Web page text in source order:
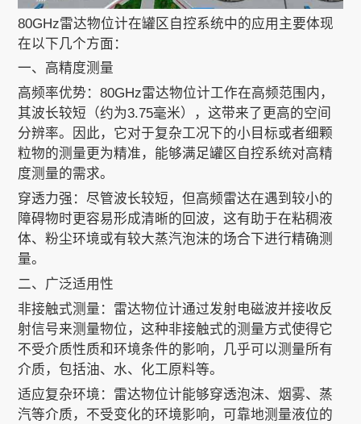
80GHz雷达物位计在罐区自控系统中的应用主要体现
在以下几个方面：
一、高精度测量
高频率优势：80GHz雷达物位计工作在高频范围内，
其波长较短（约为3.75毫米），这带来了更高的空间
分辨率。因此，它对于复杂工况下的小目标或者细颗
粒物的测量更为精准，能够满足罐区自控系统对高精
度测量的需求。
穿透力强：尽管波长较短，但高频雷达在遇到较小的
障碍物时更容易形成清晰的回波，这有助于在粘稠液
体、粉尘环境或有较大蒸汽泡沫的场合下进行精确测
量。
二、广泛适用性
非接触式测量：雷达物位计通过发射电磁波并接收反
射信号来测量物位，这种非接触式的测量方式使得它
不受介质性质和环境条件的影响，几乎可以测量所有
介质，包括油、水、化工原料等。
适应复杂环境：雷达物位计能够穿透泡沫、烟雾、蒸
汽等介质，不受变化的环境影响，可靠地测量液位的